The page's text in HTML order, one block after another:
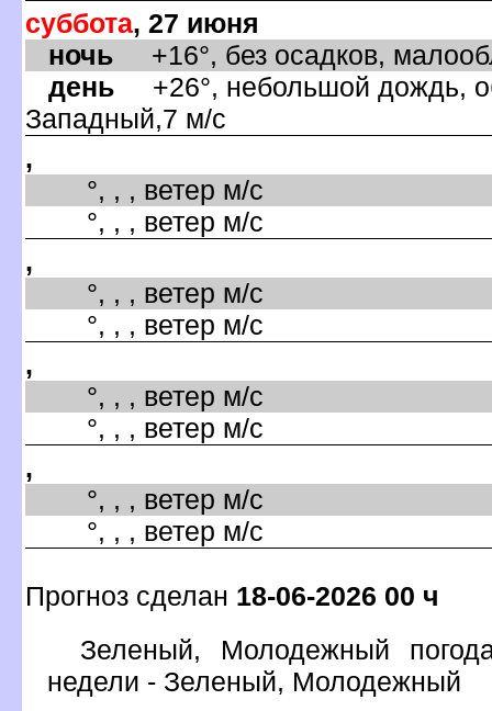
суббота, 27 июня
ночь +16°, без осадков,
день +26°, небольшой дождь,
Западный,7 м/с
,
°, , , ветер м/с
°, , , ветер м/с
,
°, , , ветер м/с
°, , , ветер м/с
,
°, , , ветер м/с
°, , , ветер м/с
,
°, , , ветер м/с
°, , , ветер м/с
Прогноз сделан 18-06-2026 00 ч
Зеленый, Молодежный
недели - Зеленый, Молодежный